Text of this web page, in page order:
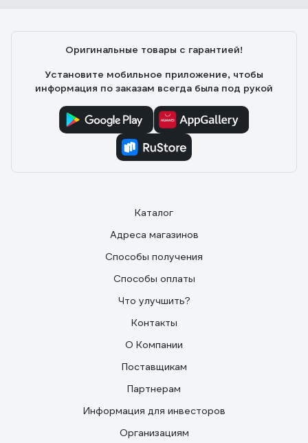
Оригинальные товары с гарантией!
Установите мобильное приложение, чтобы
информация по заказам всегда была под рукой
Каталог
Адреса магазинов
Способы получения
Способы оплаты
Что улучшить?
Контакты
О Компании
Поставщикам
Партнерам
Информация для инвесторов
Организациям